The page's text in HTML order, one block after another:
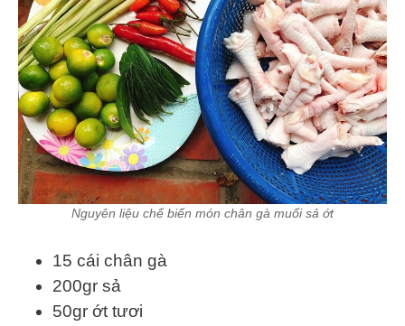
Nguyên liệu chế biến món chân gà muối sả ớt
15 cái chân gà
200gr sả
50gr ớt tươi